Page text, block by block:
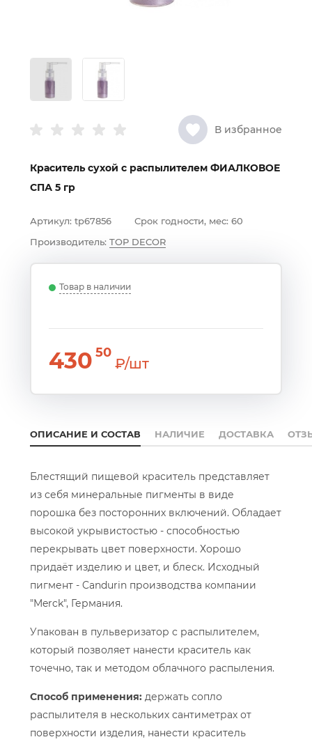
В избранное
Краситель сухой с распылителем ФИАЛКОВОЕ
СПА 5 гр
Артикул: tp67856 Срок годности, мес: 60
Производитель: TOP DECOR
Товар в наличии
43050
₽/шт
ОПИСАНИЕ И СОСТАВ НАЛИЧИЕ ДОСТАВКА
Блестящий пищевой краситель представляет
из себя минеральные пигменты в виде
порошка без посторонних включений. Обладает
высокой укрывистостью - способностью
перекрывать цвет поверхности. Хорошо
придаёт изделию и цвет, и блеск. Исходный
пигмент - Candurin производства компании
"Merck", Германия.
Упакован в пульверизатор с распылителем,
который позволяет нанести краситель как
точечно, так и методом облачного распыления.
Способ применения: держать сопло
распылителя в нескольких сантиметрах от
поверхности изделия, нанести краситель